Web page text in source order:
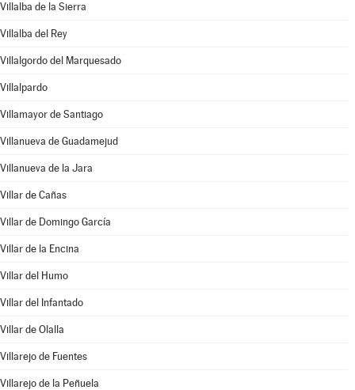
Villalba de la Sierra
Villalba del Rey
Villalgordo del Marquesado
Villalpardo
Villamayor de Santiago
Villanueva de Guadamejud
Villanueva de la Jara
Villar de Cañas
Villar de Domingo García
Villar de la Encina
Villar del Humo
Villar del Infantado
Villar de Olalla
Villarejo de Fuentes
Villarejo de la Peñuela